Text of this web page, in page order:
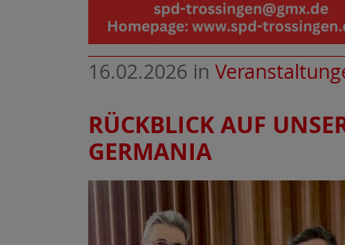
16.02.2026 in
RÜCKBLICK AUF
GERMANIA